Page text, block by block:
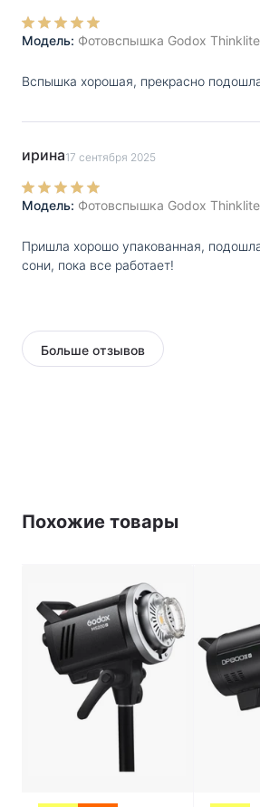
Модель: Фотовспышка Godox
Вспышка хорошая, прекрасно
ирина17 сентября 2025
Модель: Фотовспышка Godox
Пришла хорошо упакованная,
сони, пока все работает!
Больше отзывов
Похожие товары